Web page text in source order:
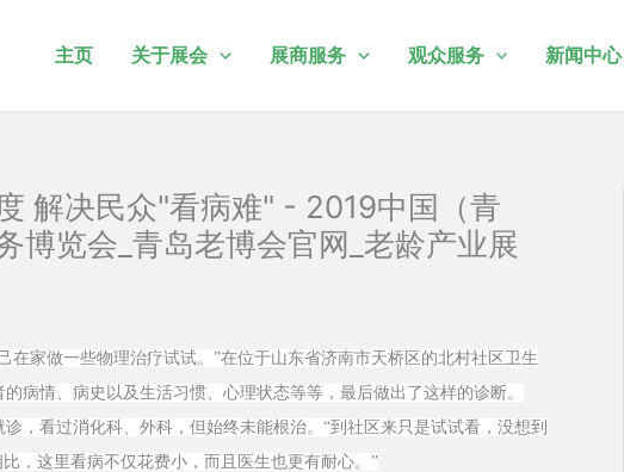
主页 关于展会 展商服务 观众服务 新闻中心
解决民众"看病难" - 2019中国（青
博览会_青岛老博会官网_老龄产业展
在家做一些物理治疗试试。”在位于山东省济南市天桥区的北村社区卫生
病情、病史以及生活习惯、心理状态等等，最后做出了这样的诊断。
看过消化科、外科，但始终未能根治。“到社区来只是试试看，没想到
，这里看病不仅花费小，而且医生也更有耐心。”